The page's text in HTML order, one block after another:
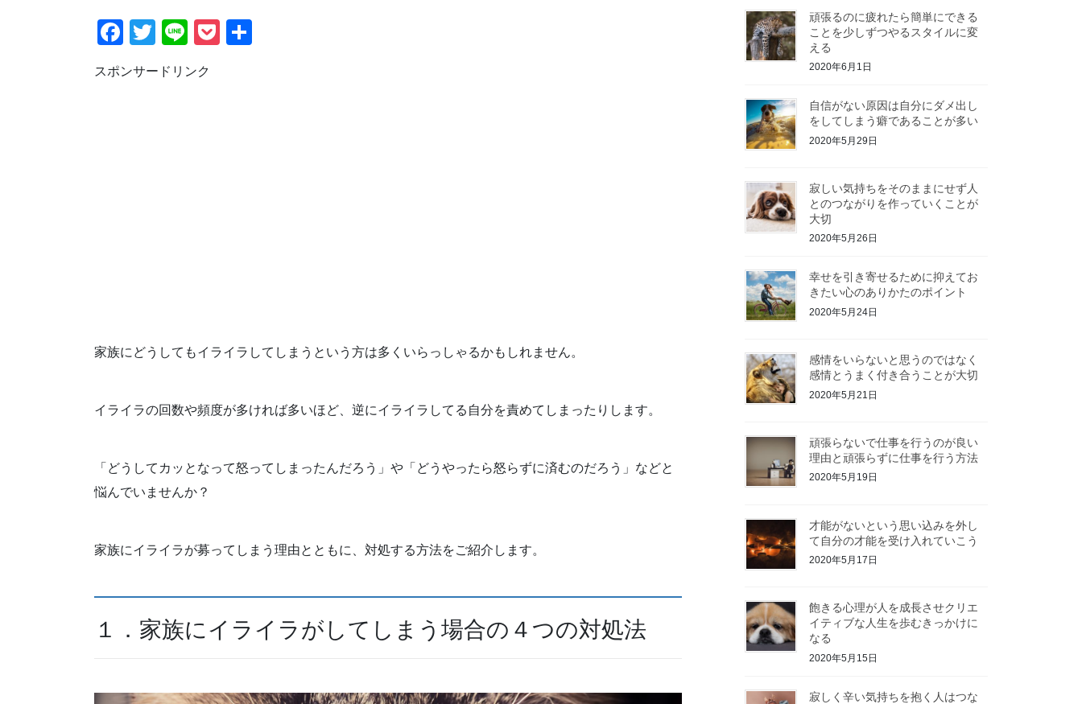
F
c
T
tt
Li
e
P
スポンサードリンク
家族にどうしてもイライラしてしまうという方は多くいらっしゃるかもしれません。
イライラの回数や頻度が多ければ多いほど、逆にイライラしてる自分を責めてしまったりします。
「どうしてカッとなって怒ってしまったんだろう」や「どうやったら怒らずに済むのだろう」などと
悩んでいませんか？
家族にイライラが募ってしまう理由とともに、対処する方法をご紹介します。
１．家族にイライラがしてしまう場合の４つの対処法
頑張るのに疲れたら簡単にできる
ことを少しずつやるスタイルに変
える
2020年6月1日
自信がない原因は自分にダメ出し
をしてしまう癖であることが多い
2020年5月29日
寂しい気持ちをそのままにせず人
とのつながりを作っていくことが
大切
2020年5月26日
幸せを引き寄せるために抑えてお
きたい心のありかたのポイント
2020年5月24日
感情をいらないと思うのではなく
感情とうまく付き合うことが大切
2020年5月21日
頑張らないで仕事を行うのが良い
理由と頑張らずに仕事を行う方法
2020年5月19日
才能がないという思い込みを外し
て自分の才能を受け入れていこう
2020年5月17日
飽きる心理が人を成長させクリエ
イティブな人生を歩むきっかけに
なる
2020年5月15日
寂しく辛い気持ちを抱く人はつな